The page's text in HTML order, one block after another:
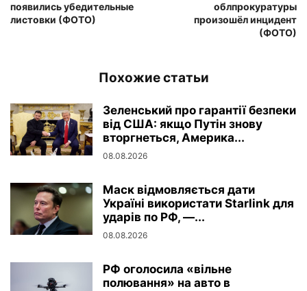
появились убедительные
листовки (ФОТО)
облпрокуратуры
произошёл инцидент
(ФОТО)
Похожие статьи
Зеленський про гарантії безпеки
від США: якщо Путін знову
вторгнеться, Америка...
08.08.2026
Маск відмовляється дати
Україні використати Starlink для
ударів по РФ, —...
08.08.2026
РФ оголосила «вільне
полювання» на авто в